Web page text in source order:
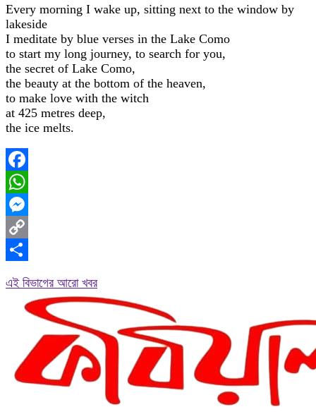
Every morning I wake up, sitting next to the window by
lakeside
I meditate by blue verses in the Lake Como
to start my long journey, to search for you,
the secret of Lake Como,
the beauty at the bottom of the heaven,
to make love with the witch
at 425 metres deep,
the ice melts.
Facebook
WhatsApp
Messenger
Copy
এই বিভাগের আরো খবর